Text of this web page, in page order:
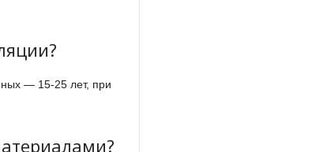
— 15-25 лет, при